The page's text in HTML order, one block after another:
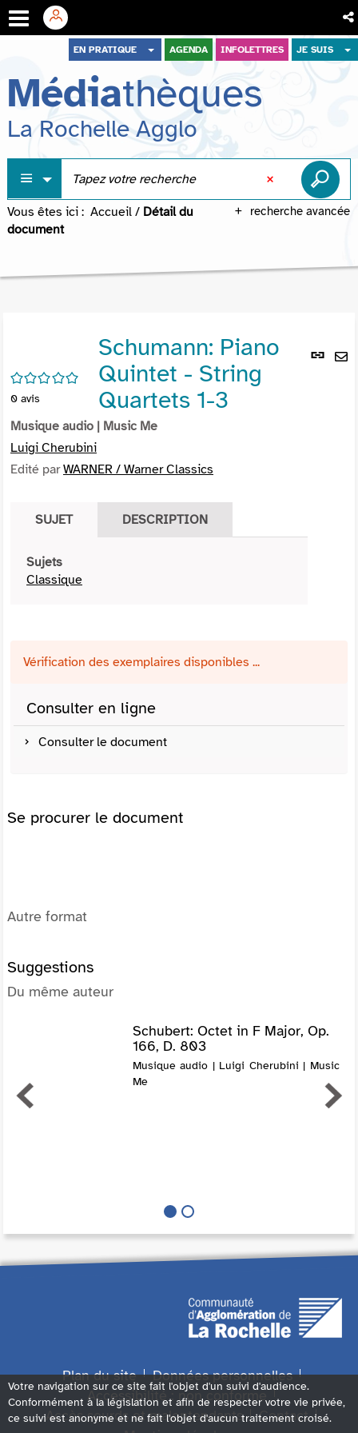
menu
contenu
recherche
EN PRATIQUE AGENDA INFOLETTRES JE SUIS
Médiathèques
La Rochelle Agglo
recherche avancée
Vous êtes ici : Accueil / Détail du
document
Lien
/5
0 avis
Schumann: Piano
Quintet - String
Quartets 1-3
Musique audio | Music Me
Luigi Cherubini
Edité parWARNER / Warner Classics
SUJET DESCRIPTION
Sujets
Classique
Vérification des exemplaires disponibles ...
Consulter en ligne
Consulter le document
Se procurer le document
Autre format
Suggestions
Du même auteur
Schubert: Octet in F Major, Op.
166, D. 803
Musique audio | Luigi Cherubini | Music
Me
Plan du site
Données personnelles
Accessibilité : non conforme
Accès sourds et malentendants
Contact
Votre navigation sur ce site fait l'objet d'un suivi d'audience.
Conformément à la législation et afin de respecter votre vie privée,
ce suivi est anonyme et ne fait l'objet d'aucun traitement croisé.